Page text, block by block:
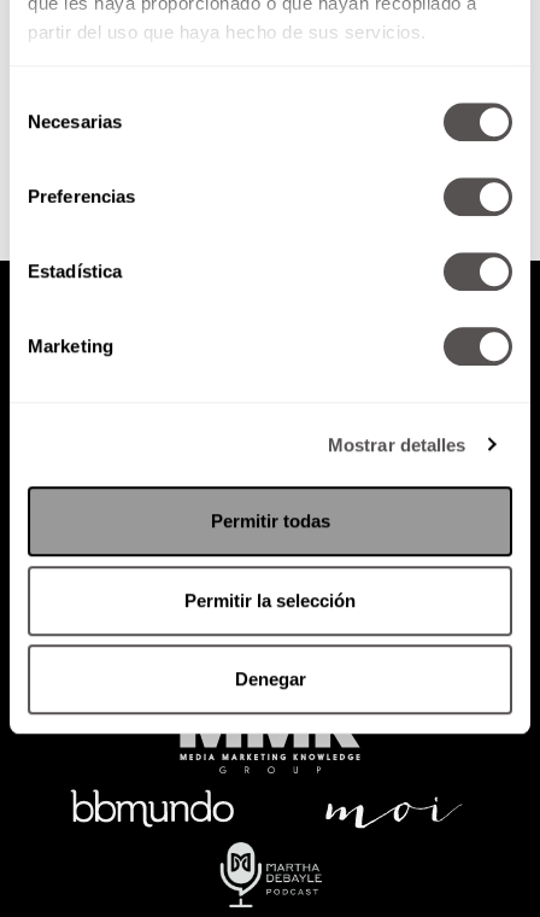
partir del uso que haya hecho de sus servicios.
Necesarias
Preferencias
Estadística
Marketing
Mostrar detalles
Permitir todas
Permitir la selección
Denegar
qué son así.
Política de Privacidad
PODCAST RADIO MARTHA EVENTOS
SACA TU ID